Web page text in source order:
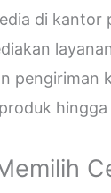
di
pengiriman